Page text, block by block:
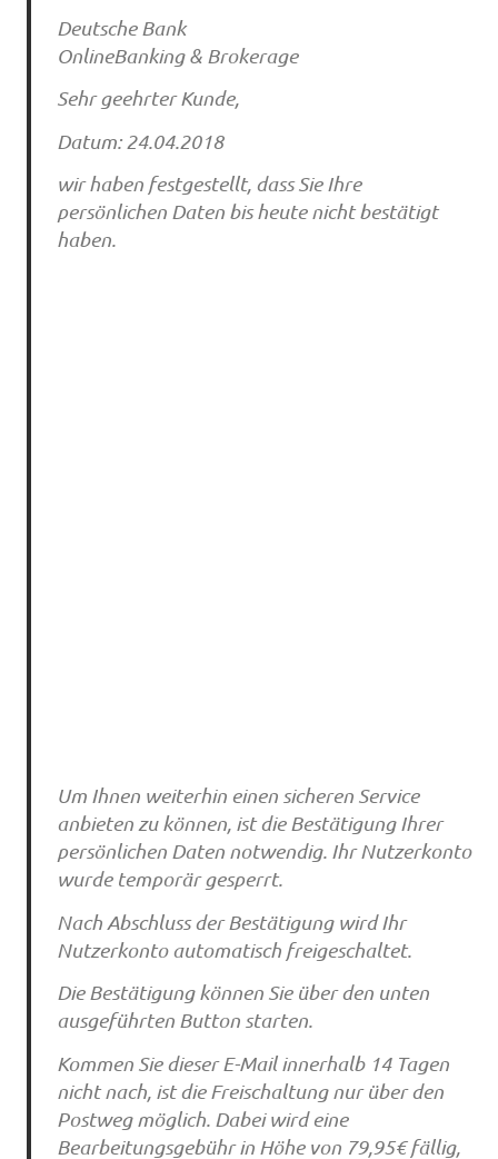
Deutsche Bank
OnlineBanking & Brokerage
Sehr geehrter Kunde,
Datum: 24.04.2018
wir haben festgestellt, dass Sie Ihre
persönlichen Daten bis heute nicht bestätigt
haben.
Um Ihnen weiterhin einen sicheren Service
anbieten zu können, ist die Bestätigung Ihrer
persönlichen Daten notwendig. Ihr Nutzerkonto
wurde temporär gesperrt.
Nach Abschluss der Bestätigung wird Ihr
Nutzerkonto automatisch freigeschaltet.
Die Bestätigung können Sie über den unten
ausgeführten Button starten.
Kommen Sie dieser E-Mail innerhalb 14 Tagen
nicht nach, ist die Freischaltung nur über den
Postweg möglich. Dabei wird eine
Bearbeitungsgebühr in Höhe von 79,95€ fällig,